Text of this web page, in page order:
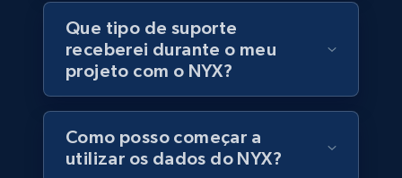
URL, Title, Available, Description, Currency, Initial
price, Final price, Discount percent, and more.
eCommerce
5.4K+ 668+
Que tipo de suporte
receberei durante o meu
projeto com o NYX?
Como posso começar a
utilizar os dados do NYX?